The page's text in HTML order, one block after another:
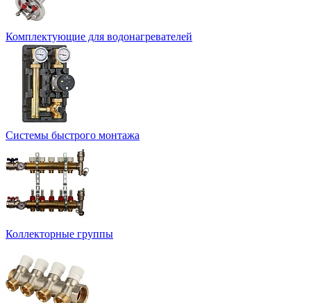
Комплектующие для водонагревателей
Системы быстрого монтажа
Коллекторные группы